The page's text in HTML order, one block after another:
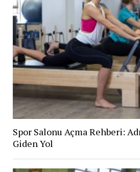
Spor Salonu Açma Rehberi:
Giden Yol